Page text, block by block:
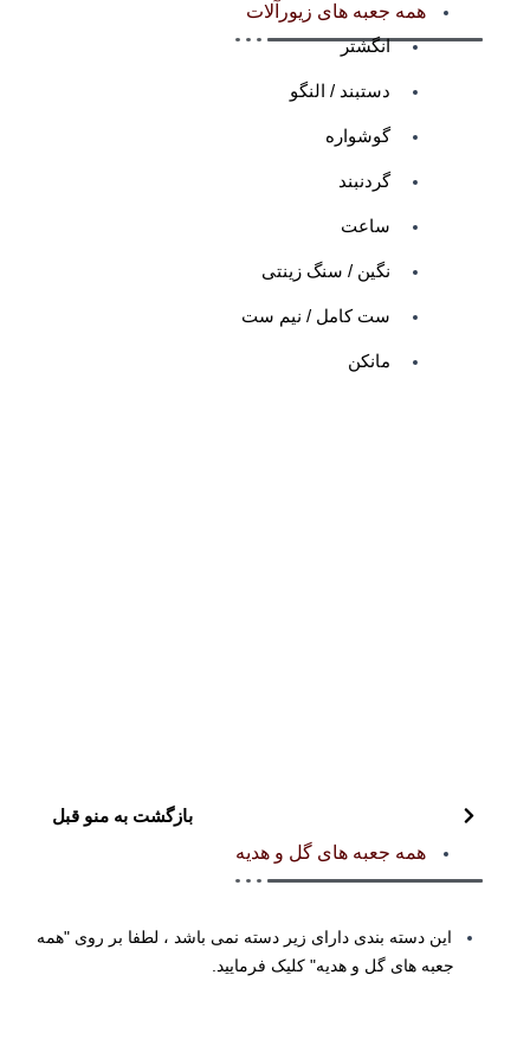
همه جعبه های زیورآلات
انگشتر
دستبند / النگو
گوشواره
گردنبند
ساعت
نگین / سنگ زینتی
ست کامل / نیم ست
مانکن
بازگشت به منو قبل
همه جعبه های گل و هدیه
این دسته بندی دارای زیر دسته نمی باشد ، لطفا بر روی "همه
جعبه های گل و هدیه" کلیک فرمایید.